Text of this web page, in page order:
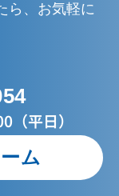
ら、お気軽に
平日）
ム